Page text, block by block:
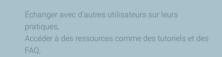
Échanger avec d’autres utilisateurs sur leurs
pratiques,
Accéder à des ressources comme des tutoriels et des
FAQ,